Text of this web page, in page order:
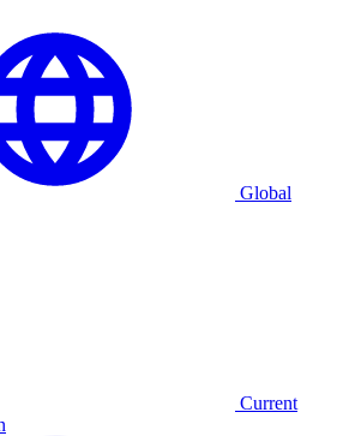
Global
Current